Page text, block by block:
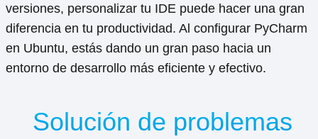
versiones, personalizar tu IDE puede hacer una gran
diferencia en tu productividad. Al configurar PyCharm
en Ubuntu, estás dando un gran paso hacia un
entorno de desarrollo más eficiente y efectivo.
Solución de problemas